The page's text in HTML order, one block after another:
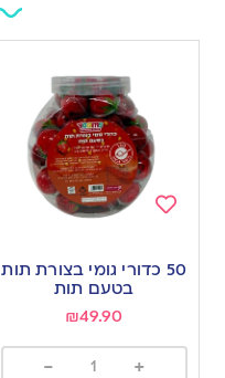
to
wishlist
50 כדורי גומי בצורת תות
בטעם תות
₪49.90
+
-